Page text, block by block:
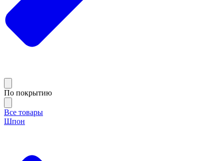
По покрытию
Все товары
Шпон